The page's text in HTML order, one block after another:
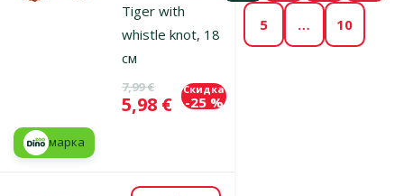
Tiger with
whistle knot, 18
см
Исходная цена
7,99 €
Цена
5,98 €
Скидка
-25 %
марка
5 … 10